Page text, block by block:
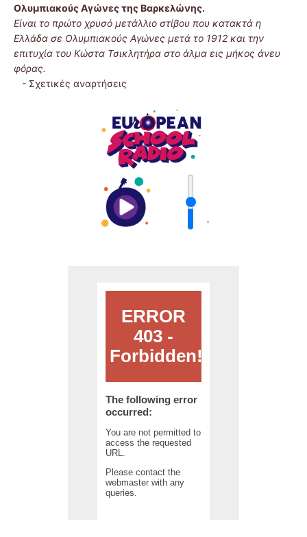
Ολυμπιακούς Αγώνες της Βαρκελώνης.
Είναι το πρώτο χρυσό μετάλλιο στίβου που κατακτά η
Ελλάδα σε Ολυμπιακούς Αγώνες μετά το 1912 και την
επιτυχία του Κώστα Τσικλητήρα στο άλμα εις μήκος άνευ
φόρας.
- Σχετικές αναρτήσεις
'